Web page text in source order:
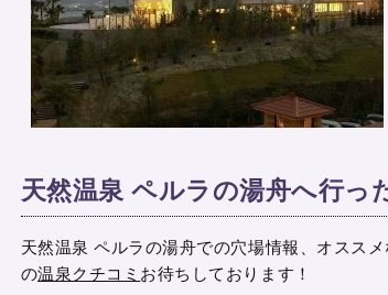
天然温泉 ペルラの湯舟へ行っ
天然温泉 ペルラの湯舟での穴場情報、オスス
の温泉クチコミ お待ちしております！